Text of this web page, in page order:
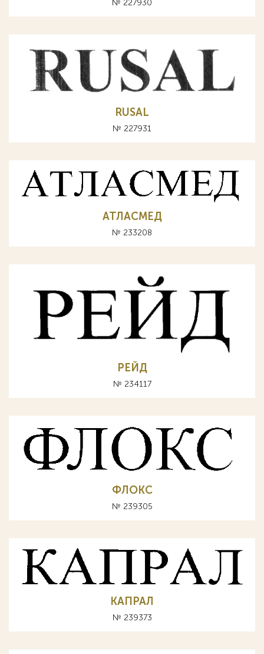
№ 227930
RUSAL
№ 227931
АТЛАСМЕД
№ 233208
РЕЙД
№ 234117
ФЛОКС
№ 239305
КАПРАЛ
№ 239373